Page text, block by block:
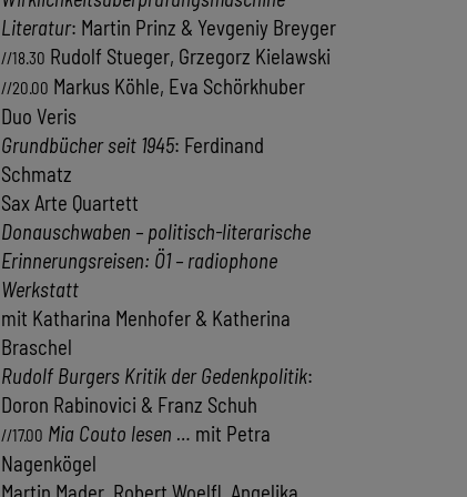
Literatur: Martin Prinz & Yevgeniy Breyger
//18.30 Rudolf Stueger, Grzegorz Kielawski
//20.00 Markus Köhle, Eva Schörkhuber
Duo Veris
Grundbücher seit 1945: Ferdinand
Schmatz
Sax Arte Quartett
Donauschwaben – politisch-literarische
Erinnerungsreisen: Ö1 – radiophone
Werkstatt
mit Katharina Menhofer & Katherina
Braschel
Rudolf Burgers Kritik der Gedenkpolitik:
Doron Rabinovici & Franz Schuh
//17.00 Mia Couto lesen … mit Petra
Nagenkögel
Martin Mader, Robert Woelfl, Angelika